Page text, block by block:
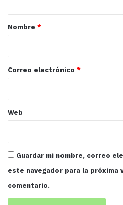
r
*
Nombre *
Correo electrónico *
Web
Guardar mi nombre, correo
este navegador para la próxima
comentario.